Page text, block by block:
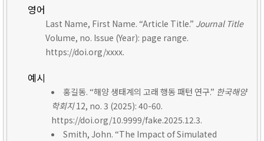
영어
Last Name, First Name. “Article Title.” Journal Title
Volume, no. Issue (Year): page range.
https://doi.org/xxxx.
예시
홍길동. “해양 생태계의 고래 행동 패턴 연구.” 한국해양
학회지12, no. 3 (2025): 40-60.
https://doi.org/10.9999/fake.2025.12.3.
Smith, John. “The Impact of Simulated